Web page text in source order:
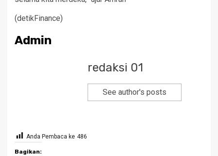
(detikFinance)
Admin
redaksi 01
See author's posts
Anda Pembaca ke 486
Bagikan: